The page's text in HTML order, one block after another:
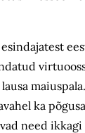
ka
need